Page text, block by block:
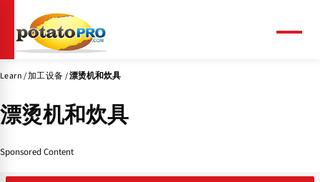
到
主
要
容
Learn 加工设备 漂烫机和炊具
漂烫机和炊具
Sponsored Content